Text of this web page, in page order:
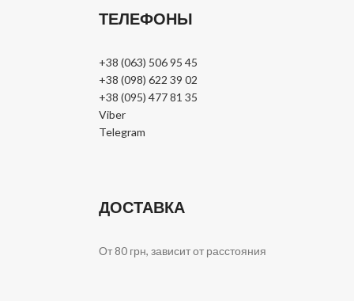
ТЕЛЕФОНЫ
+38 (063) 506 95 45
+38 (098) 622 39 02
+38 (095) 477 81 35
Viber
Telegram
ДОСТАВКА
От 80 грн, зависит от расстояния